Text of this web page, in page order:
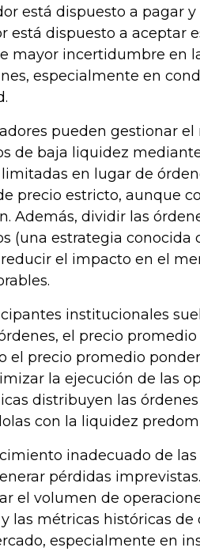
está dispuesto a pagar
está dispuesto a aceptar
mayor incertidumbre en
especialmente en
pueden gestionar
de baja liquidez
en lugar de
precio estricto, aunque
Además, dividir las
(una estrategia conocida
el impacto en el
institucionales
el precio
el precio promedio
la ejecución de las
distribuyen las órdenes
con la liquidez
inadecuado de
pérdidas
el volumen de
las métricas históricas
especialmente en